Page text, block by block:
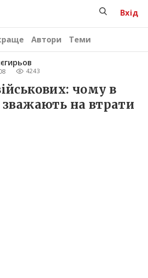
Автори Теми
Вхід
4244
чому в
на втрати